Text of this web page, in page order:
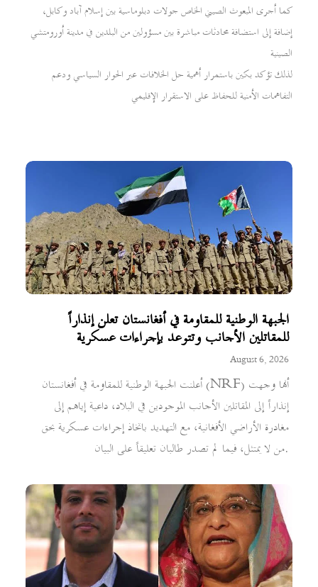
الجبهة الوطنية للمقاومة في أفغانستان تعلن إنذاراً
للمقاتلين الأجانب وتتوعد بإجراءات عسكرية
August 6, 2026
أعلنت الجبهة الوطنية للمقاومة في أفغانستان (NRF) أنها وجهت
إنذاراً إلى المقاتلين الأجانب الموجودين في البلاد، داعية إياهم إلى
مغادرة الأراضي الأفغانية، مع التهديد باتخاذ إجراءات عسكرية بحق
من لا يمتثل، فيما لم تصدر طالبان تعليقاً على البيان.
كما أجرى المبعوث الصيني الخاص جولات دبلوماسية بين إسلام آباد وكابل،
إضافة إلى استضافة محادثات مباشرة بين مسؤولين من البلدين في مدينة أورومتشي
الصينية
لذلك تؤكد بكين باستمرار أهمية حل الخلافات عبر الحوار السياسي ودعم
التفاهمات الأمنية للحفاظ على الاستقرار الإقليمي